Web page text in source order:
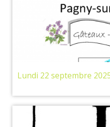
Lundi 22 septembre